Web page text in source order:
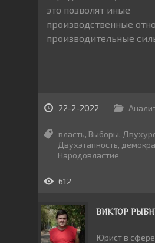
это позволят иные
производственные
производительные
22-2-2022
власть, Выборы,
Двухэтапность,
Народовластие
612
ВИКТОР
Юрист в